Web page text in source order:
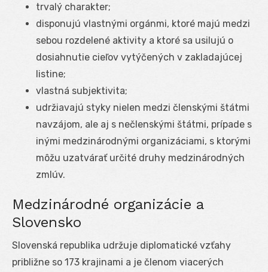
trvalý charakter;
disponujú vlastnými orgánmi, ktoré majú medzi
sebou rozdelené aktivity a ktoré sa usilujú o
dosiahnutie cieľov vytýčených v zakladajúcej
listine;
vlastná subjektivita;
udržiavajú styky nielen medzi členskými štátmi
navzájom, ale aj s nečlenskými štátmi, prípade s
inými medzinárodnými organizáciami, s ktorými
môžu uzatvárať určité druhy medzinárodných
zmlúv.
Medzinárodné organizácie a
Slovensko
Slovenská republika udržuje diplomatické vzťahy
približne so 173 krajinami a je členom viacerých